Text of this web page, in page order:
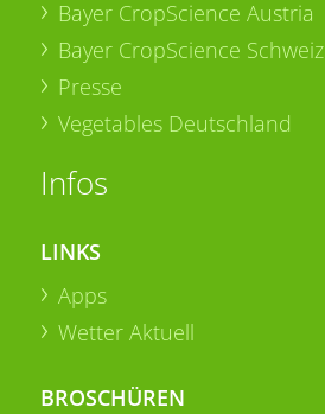
Bayer CropScience Austria
Bayer CropScience Schweiz
Presse
Vegetables Deutschland
Infos
LINKS
Apps
Wetter Aktuell
BROSCHÜREN